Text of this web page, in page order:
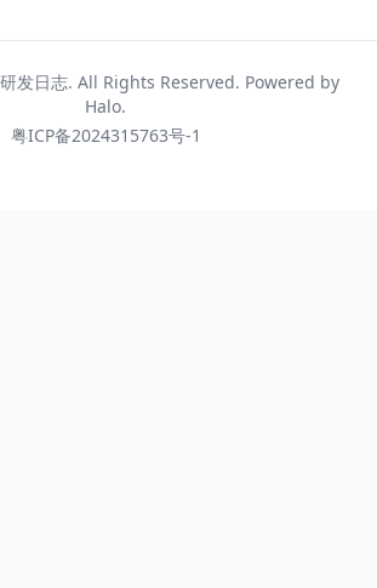
发日志. All Rights Reserved. Powered by
Halo.
粤ICP备2024315763号-1